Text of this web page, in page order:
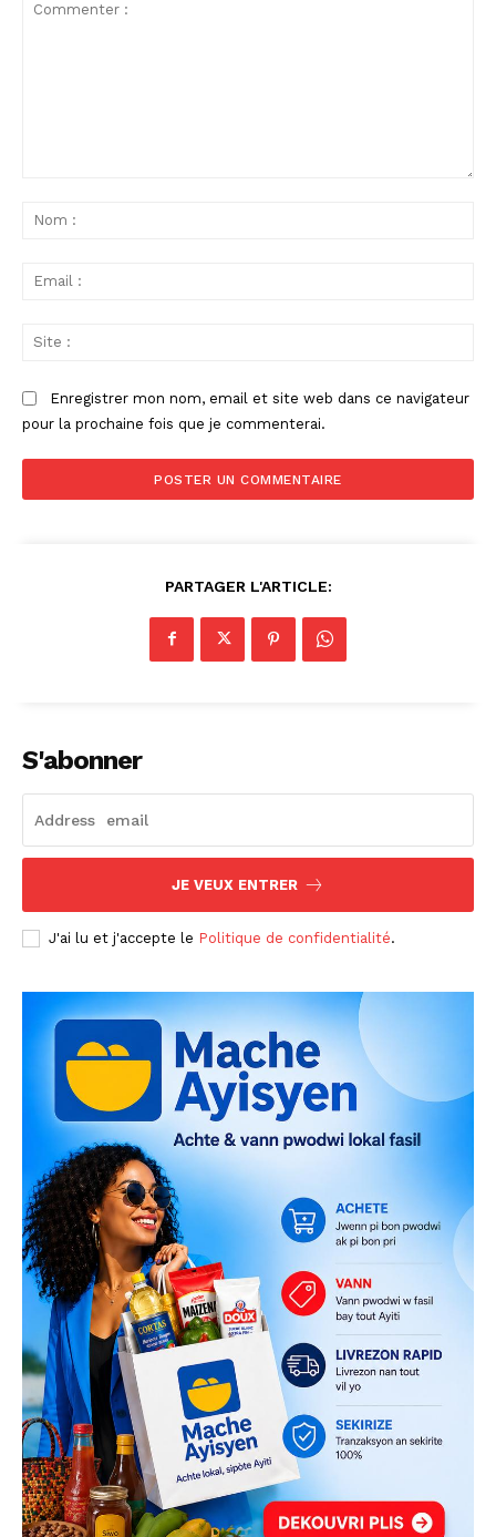
Enregistrer mon nom, email et site web dans ce navigateur
pour la prochaine fois que je commenterai.
PARTAGER L'ARTICLE:
S'abonner
JE VEUX ENTRER
J'ai lu et j'accepte le Politique de confidentialité.